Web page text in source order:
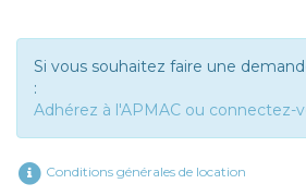
Si vous souhaitez faire une
:
Adhérez à l'APMAC ou connectez-
Conditions générales de location